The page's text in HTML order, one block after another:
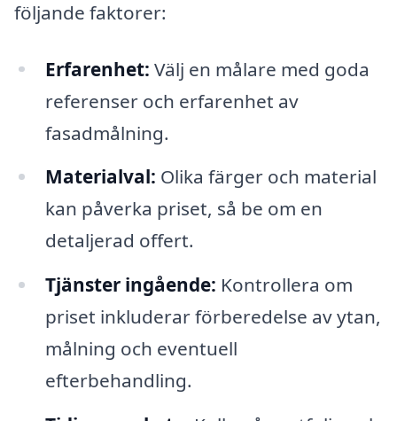
följande faktorer:
Erfarenhet: Välj en målare med goda
referenser och erfarenhet av
fasadmålning.
Materialval: Olika färger och material
kan påverka priset, så be om en
detaljerad offert.
Tjänster ingående: Kontrollera om
priset inkluderar förberedelse av ytan,
målning och eventuell
efterbehandling.